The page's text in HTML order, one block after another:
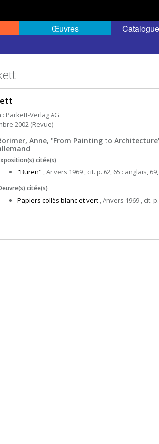
Œuvres
: Parkett-Verlag AG
2002 (Revue)
Anne, "From Painting to
citée(s)
"Buren" , Anvers 1969 , cit. p. 62, 65 : anglais,
citée(s)
Papiers collés blanc et vert , Anvers 1969 , cit.